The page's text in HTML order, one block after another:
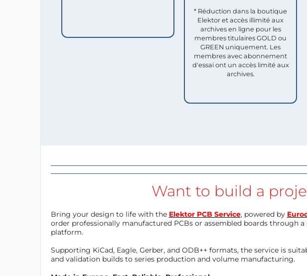
* Réduction dans la boutique
Elektor et accès illimité aux
archives en ligne pour les
membres titulaires GOLD ou
GREEN uniquement. Les
membres avec abonnement
d'essai ont un accès limité aux
archives.
Want to build a
Bring your design to life with the Elektor PCB Service, powered by
order professionally manufactured PCBs or assembled boards through
platform.
Supporting KiCad, Eagle, Gerber, and ODB++ formats, the service is
and validation builds to series production and volume manufacturing.